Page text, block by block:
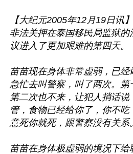
【大纪元2005年12月19日讯
非法关押在泰国移民局监狱
议进入了更加艰难的第四天。
苗苗现在身体非常虚弱，已
急忙去叫警察，叫了两次。第
第二次也不来，让犯人捎话
管，食物已经给你了，你不
意死你就死，跟警察没有关系
苗苗在身体极虚弱的境况下